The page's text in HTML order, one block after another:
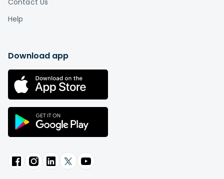
Contact Us
Help
Download app